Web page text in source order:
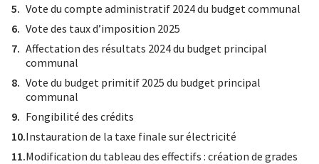
Vote du compte administratif 2024 du budget communal
Vote des taux d’imposition 2025
Affectation des résultats 2024 du budget principal
communal
Vote du budget primitif 2025 du budget principal
communal
Fongibilité des crédits
Instauration de la taxe finale sur électricité
Modification du tableau des effectifs : création de grades